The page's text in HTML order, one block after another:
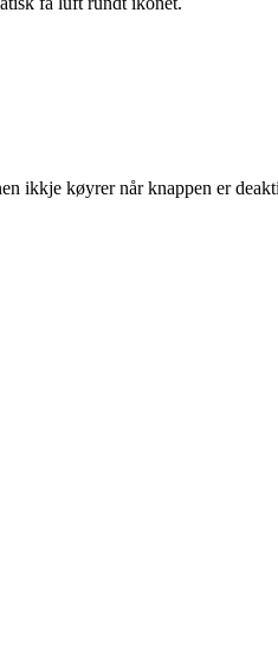
ikkje køyrer når knappen er